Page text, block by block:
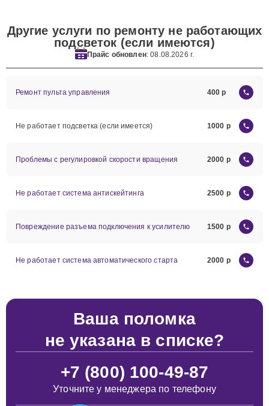
Другие услуги по ремонту не работающих
подсветок (если имеются)
Прайс обновлен: 08.08.2026 г.
Ремонт пульта управления 400
Не работает подсветка (если имеется) 1000
Проблемы с регулировкой скорости вращения 2000
Не работает система антискейтинга 2500
Повреждение разъема подключения к усилителю 1500
Не работает система автоматического старта 2000
Ваша поломка
не указана в списке?
+7 (800) 100-49-87
Уточните у менеджера по телефону